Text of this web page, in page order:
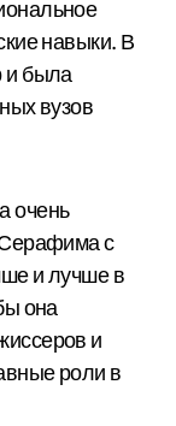
навыки. В
и была
вузов
очень
Серафима с
и лучше в
она
и
роли в